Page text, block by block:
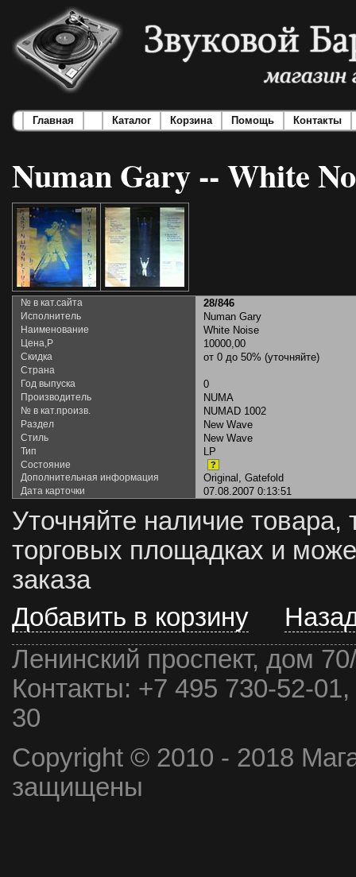
Главная Каталог Корзина Помощь Контакты
Numan Gary -- White
№ в кат.сайта 28/846
Исполнитель Numan Gary
Наименование White Noise
Цена,Р 10000,00
Скидка от 0 до 50% (уточняйте)
Страна
Год выпуска
0
Производитель NUMA
№ в кат.произв. NUMAD 1002
Раздел New Wave
Стиль New Wave
Тип LP
Состояние ?
Дополнительная информация Original, Gatefold
Дата карточки 07.08.2007 0:13:51
Уточняйте наличие товара,
торговых площадках и
заказа
Добавить в корзину
Ленинский проспект, дом
Контакты: +7 495 730-52-
30
Copyright © 2010 - 2018
защищены